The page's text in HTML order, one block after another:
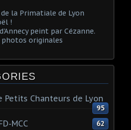
de la Primatiale de Lyon
!
peint par Cézanne.
originales
Petits Chanteurs de Lyon
95
MCC 62